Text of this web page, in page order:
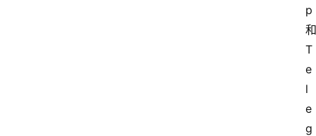
p
和
T
e
l
e
g